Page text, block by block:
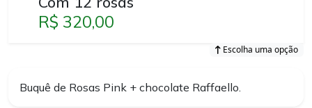
R$ 320,00
Escolha uma opção
Buquê de Rosas Pink + chocolate Raffaello.